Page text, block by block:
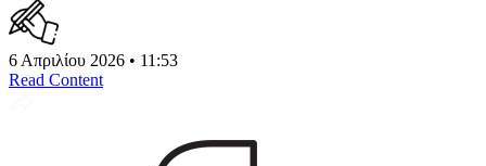
6 Απριλίου 2026 • 11:53
Read Content